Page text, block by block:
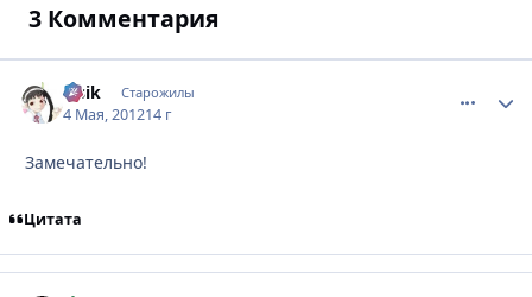
3 Комментария
lesik Старожилы
4 Мая, 201214 г
Замечательно!
Цитата